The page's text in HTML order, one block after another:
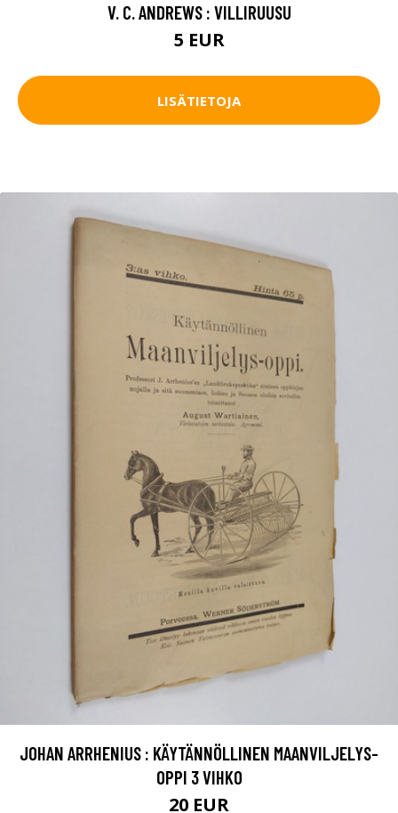
V. C. ANDREWS : VILLIRUUSU
5 EUR
LISÄTIETOJA
JOHAN ARRHENIUS : KÄYTÄNNÖLLINEN MAANVILJELYS-
OPPI 3 VIHKO
20 EUR